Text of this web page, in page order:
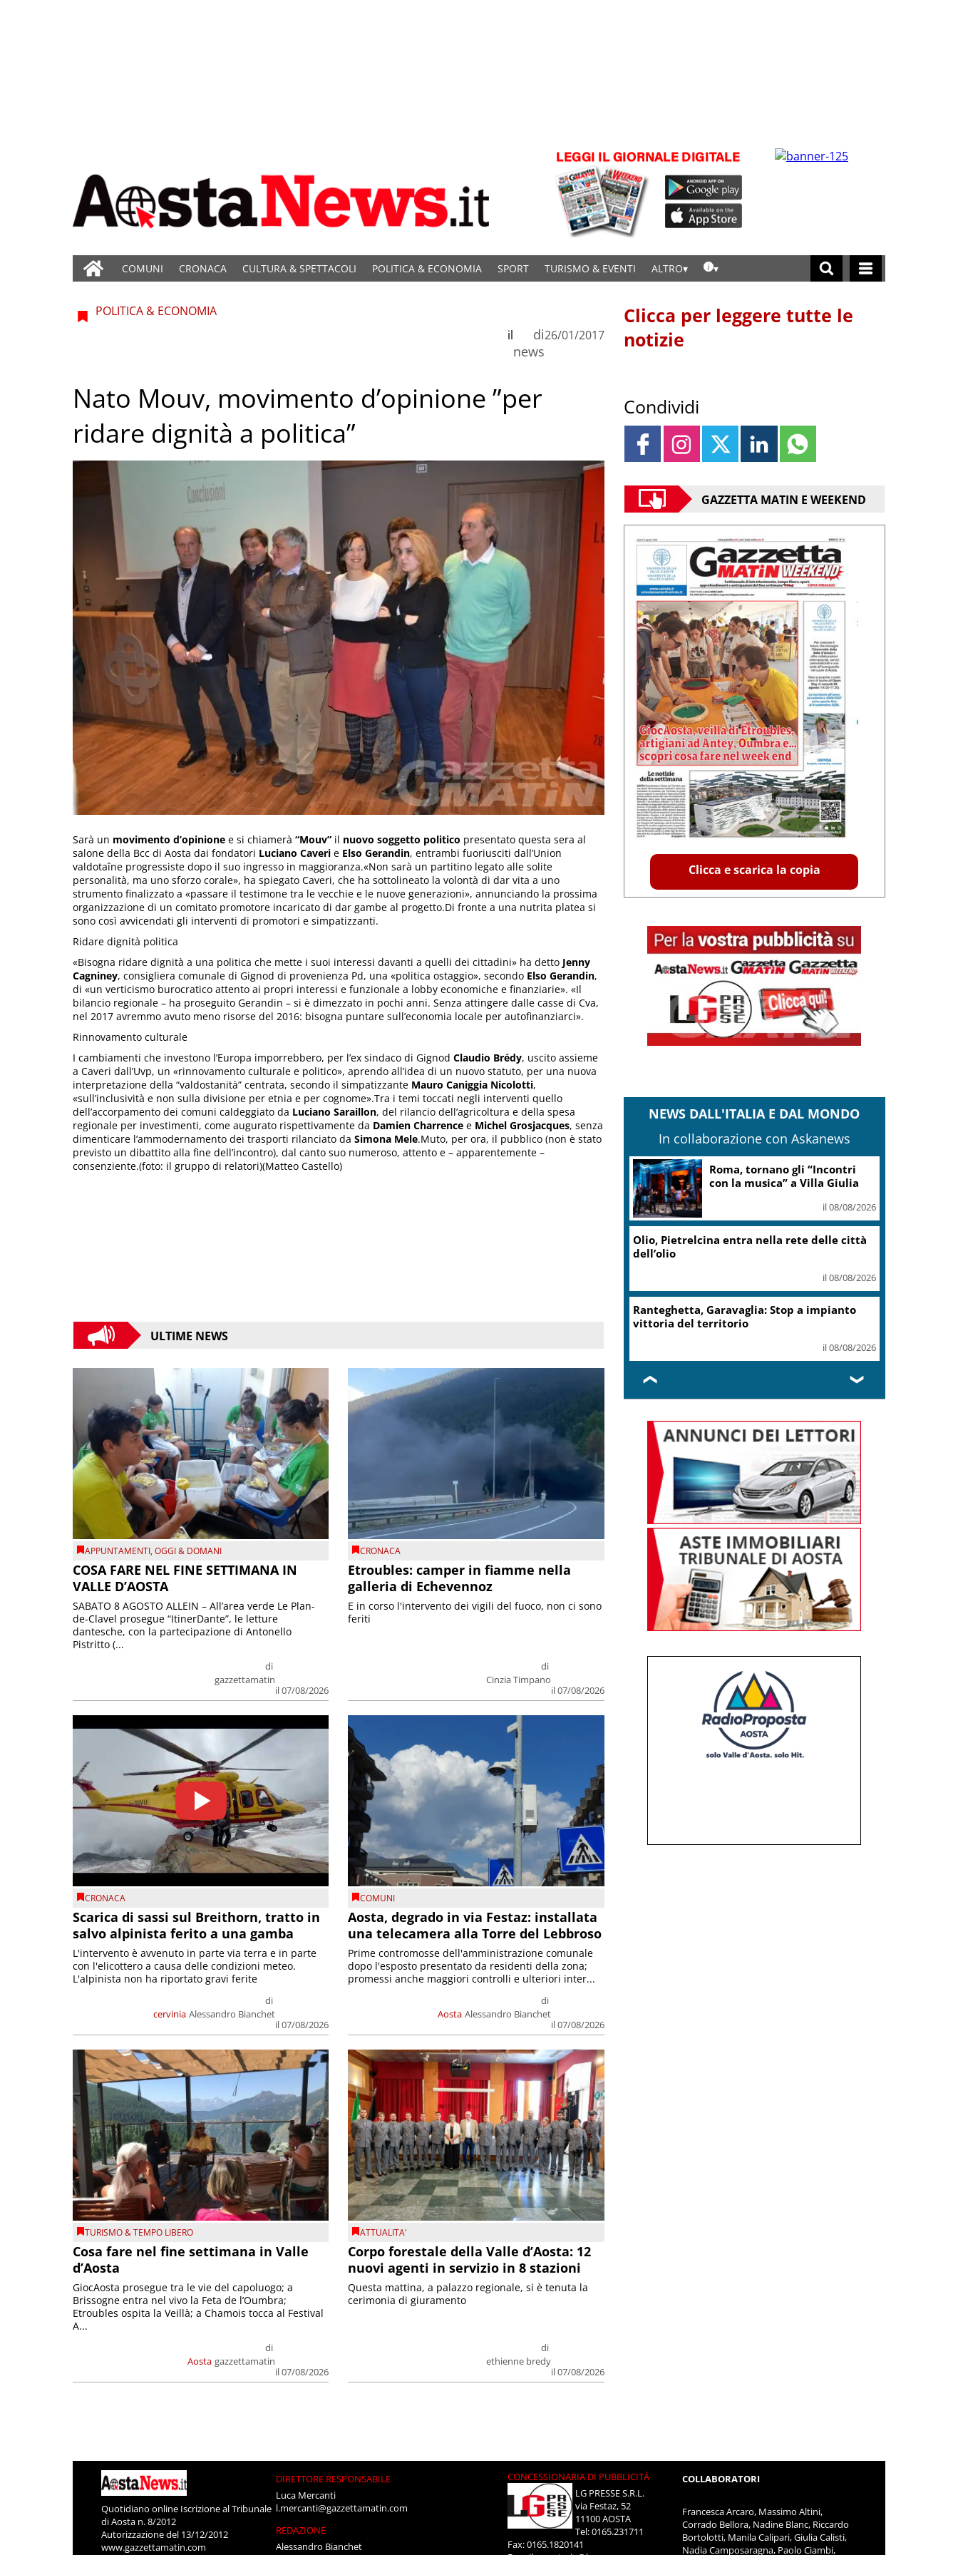
COMUNI CRONACA CULTURA & SPETTACOLI POLITICA & ECONOMIA SPORT TURISMO & EVENTI ALTRO
POLITICA & ECONOMIA
di
news
il 26/01/2017
Nato Mouv, movimento d’opinione ”per
ridare dignità a politica”
Sarà un movimento d’opinione e si chiamerà “Mouv” il nuovo soggetto politico presentato questa sera al
salone della Bcc di Aosta dai fondatori Luciano Caveri e Elso Gerandin, entrambi fuoriusciti dall’Union
valdotaîne progressiste dopo il suo ingresso in maggioranza.«Non sarà un partitino legato alle solite
personalità, ma uno sforzo corale», ha spiegato Caveri, che ha sottolineato la volontà di dar vita a uno
strumento finalizzato a «passare il testimone tra le vecchie e le nuove generazioni», annunciando la prossima
organizzazione di un comitato promotore incaricato di dar gambe al progetto.Di fronte a una nutrita platea si
sono così avvicendati gli interventi di promotori e simpatizzanti.
Ridare dignità politica
«Bisogna ridare dignità a una politica che mette i suoi interessi davanti a quelli dei cittadini» ha detto Jenny
Cagniney, consigliera comunale di Gignod di provenienza Pd, una «politica ostaggio», secondo Elso Gerandin,
di «un verticismo burocratico attento ai propri interessi e funzionale a lobby economiche e finanziarie». «Il
bilancio regionale – ha proseguito Gerandin – si è dimezzato in pochi anni. Senza attingere dalle casse di Cva,
nel 2017 avremmo avuto meno risorse del 2016: bisogna puntare sull’economia locale per autofinanziarci».
Rinnovamento culturale
I cambiamenti che investono l’Europa imporrebbero, per l’ex sindaco di Gignod Claudio Brédy, uscito assieme
a Caveri dall’Uvp, un «rinnovamento culturale e politico», aprendo all’idea di un nuovo statuto, per una nuova
interpretazione della “valdostanità” centrata, secondo il simpatizzante Mauro Caniggia Nicolotti,
«sull’inclusività e non sulla divisione per etnia e per cognome».Tra i temi toccati negli interventi quello
dell’accorpamento dei comuni caldeggiato da Luciano Saraillon, del rilancio dell’agricoltura e della spesa
regionale per investimenti, come augurato rispettivamente da Damien Charrence e Michel Grosjacques, senza
dimenticare l’ammodernamento dei trasporti rilanciato da Simona Mele.Muto, per ora, il pubblico (non è stato
previsto un dibattito alla fine dell’incontro), dal canto suo numeroso, attento e – apparentemente –
consenziente.(foto: il gruppo di relatori)(Matteo Castello)
ULTIME NEWS
APPUNTAMENTI,OGGI & DOMANI
COSA FARE NEL FINE SETTIMANA IN
VALLE D’AOSTA
di
gazzettamatin
il 07/08/2026
SABATO 8 AGOSTO ALLEIN – All’area verde Le Plan-
de-Clavel prosegue “ItinerDante”, le letture
dantesche, con la partecipazione di Antonello
Pistritto (...
CRONACA
Etroubles: camper in fiamme nella
galleria di Echevennoz
di
Cinzia Timpano
il 07/08/2026
E in corso l'intervento dei vigili del fuoco, non ci sono
feriti
CRONACA
Scarica di sassi sul Breithorn, tratto in
salvo alpinista ferito a una gamba
cervinia
di
Alessandro Bianchet
il 07/08/2026
L'intervento è avvenuto in parte via terra e in parte
con l'elicottero a causa delle condizioni meteo.
L'alpinista non ha riportato gravi ferite
COMUNI
Aosta, degrado in via Festaz: installata
una telecamera alla Torre del Lebbroso
Aosta
di
Alessandro Bianchet
il 07/08/2026
Prime contromosse dell'amministrazione comunale
dopo l'esposto presentato da residenti della zona;
promessi anche maggiori controlli e ulteriori inter...
TURISMO & TEMPO LIBERO
Cosa fare nel fine settimana in Valle
d’Aosta
Aosta
di
gazzettamatin
il 07/08/2026
GiocAosta prosegue tra le vie del capoluogo; a
Brissogne entra nel vivo la Feta de l’Oumbra;
Etroubles ospita la Veillà; a Chamois tocca al Festival
A...
ATTUALITA'
Corpo forestale della Valle d’Aosta: 12
nuovi agenti in servizio in 8 stazioni
di
ethienne bredy
il 07/08/2026
Questa mattina, a palazzo regionale, si è tenuta la
cerimonia di giuramento
Clicca per leggere tutte le
notizie
Condividi
GAZZETTA MATIN E WEEKEND
Clicca e scarica la copia
NEWS DALL'ITALIA E DAL MONDO
In collaborazione con Askanews
Roma, tornano gli “Incontri
con la musica” a Villa Giulia
il 08/08/2026
Olio, Pietrelcina entra nella rete delle città
dell’olio
il 08/08/2026
Ranteghetta, Garavaglia: Stop a impianto
vittoria del territorio
il 08/08/2026
❮ ❯
Quotidiano online Iscrizione al Tribunale
di Aosta n. 8/2012
Autorizzazione del 13/12/2012
www.gazzettamatin.com
DIRETTORE RESPONSABILE
Luca Mercanti
l.mercanti@gazzettamatin.com
REDAZIONE
Alessandro Bianchet
CONCESSIONARIA DI PUBBLICITÀ
LG PRESSE S.R.L.
via Festaz, 52
11100 AOSTA
Tel: 0165.231711
Fax: 0165.1820141
COLLABORATORI
Francesca Arcaro, Massimo Altini,
Corrado Bellora, Nadine Blanc, Riccardo
Bortolotti, Manila Calipari, Giulia Calisti,
Nadia Camposaragna, Paolo Ciambi,